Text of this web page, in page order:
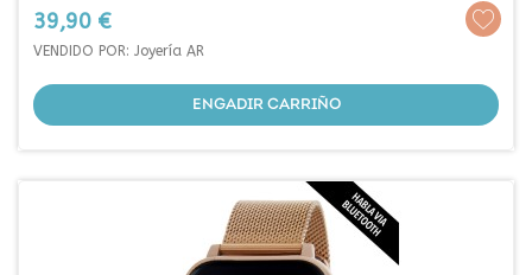
Prezo
39,90 €
VENDIDO POR: Joyería AR
ENGADIR CARRIÑO